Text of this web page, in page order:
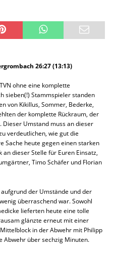
26:27 (13:13)
ohne eine komplette
sieben(!) Stammspieler standen
von Kikillus, Sommer, Bederke,
der komplette Rückraum, der
Umstand muss an dieser
verdeutlichen, wie gut die
Sache heute gegen einen starken
dieser Stelle für Euren Einsatz,
Timo Schäfer und Florian
der Umstände und der
überraschend war. Sowohl
lieferten heute eine tolle
glänzte erneut mit einer
in der Abwehr mit Philipp
Abwehr über sechzig Minuten.